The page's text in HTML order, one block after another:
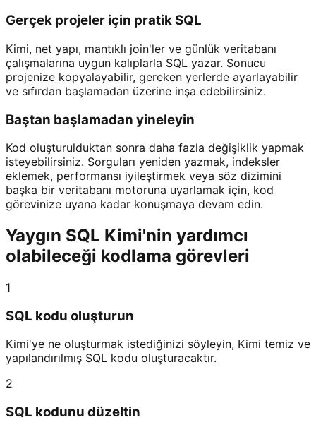
Gerçek projeler için pratik SQL
Kimi, net yapı, mantıklı join'ler ve günlük veritabanı
çalışmalarına uygun kalıplarla SQL yazar. Sonucu
projenize kopyalayabilir, gereken yerlerde ayarlayabilir
ve sıfırdan başlamadan üzerine inşa edebilirsiniz.
Baştan başlamadan yineleyin
Kod oluşturulduktan sonra daha fazla değişiklik yapmak
isteyebilirsiniz. Sorguları yeniden yazmak, indeksler
eklemek, performansı iyileştirmek veya söz dizimini
başka bir veritabanı motoruna uyarlamak için, kod
görevinize uyana kadar konuşmaya devam edin.
Yaygın SQL Kimi'nin yardımcı
olabileceği kodlama görevleri
1
SQL kodu oluşturun
Kimi'ye ne oluşturmak istediğinizi söyleyin, Kimi temiz ve
yapılandırılmış SQL kodu oluşturacaktır.
2
SQL kodunu düzeltin